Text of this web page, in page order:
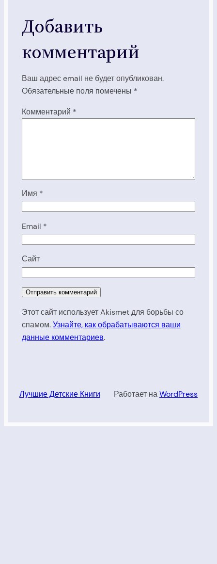
Добавить
комментарий
Ваш адрес email не будет опубликован.
Обязательные поля помечены *
Комментарий *
Имя *
Email *
Сайт
Этот сайт использует Akismet для борьбы со
спамом.Узнайте, как обрабатываются ваши
данные комментариев.
Лучшие Детские Книги Работает наWordPress